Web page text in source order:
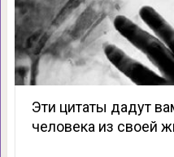
Эти цитаты дадут
человека из своей